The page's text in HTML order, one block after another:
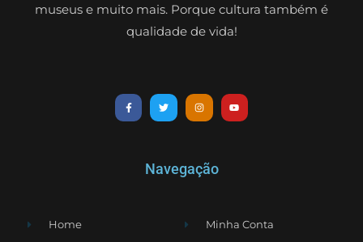
museus e muito mais. Porque cultura também é
qualidade de vida!
Navegação
Home Minha Conta